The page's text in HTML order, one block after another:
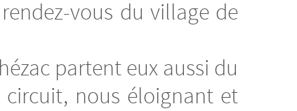
vous du village de
partent eux aussi du
nous éloignant et